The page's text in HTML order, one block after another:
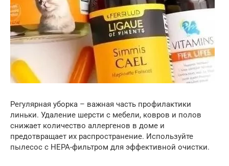
Регулярная уборка – важная часть профилактики
линьки. Удаление шерсти с мебели, ковров и полов
снижает количество аллергенов в доме и
предотвращает их распространение. Используйте
пылесос с HEPA-фильтром для эффективной очистки.